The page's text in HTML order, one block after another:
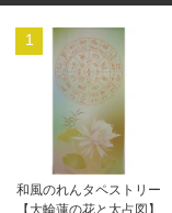
1
和風のれんタペストリー